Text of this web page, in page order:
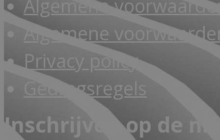
Algemene
Algemene
Privacy policy
Gedragsregels
Inschrijven op de